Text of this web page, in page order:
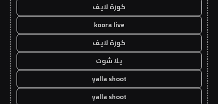
كورة لايف
koora live
كورة لايف
يلا شوت
yalla shoot
yalla shoot